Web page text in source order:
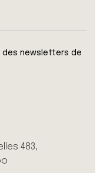
newsletters de
483,